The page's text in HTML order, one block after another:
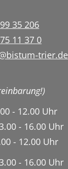
35 206
11 37 0
trier.de
12.00 Uhr
Uhr
- 12.00 Uhr
Uhr